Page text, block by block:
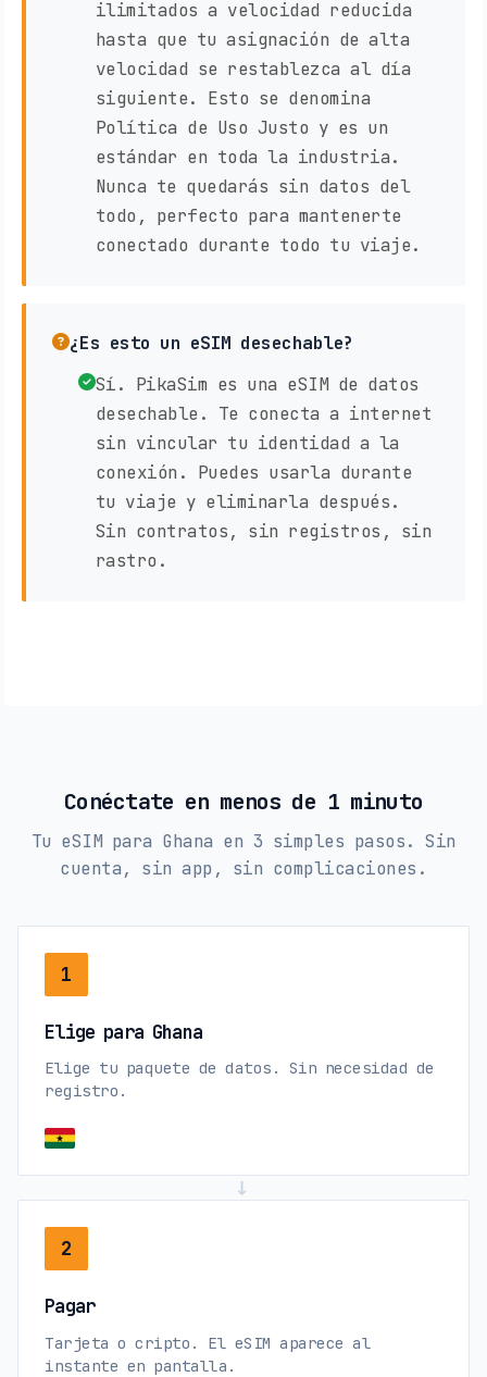
ilimitados a velocidad reducida
hasta que tu asignación de alta
velocidad se restablezca al día
siguiente. Esto se denomina
Política de Uso Justo y es un
estándar en toda la industria.
Nunca te quedarás sin datos del
todo, perfecto para mantenerte
conectado durante todo tu viaje.
¿Es esto un eSIM desechable?
Sí. PikaSim es una eSIM de datos
desechable. Te conecta a internet
sin vincular tu identidad a la
conexión. Puedes usarla durante
tu viaje y eliminarla después.
Sin contratos, sin registros, sin
rastro.
Conéctate en menos de 1 minuto
Tu eSIM para Ghana en 3 simples pasos. Sin
cuenta, sin app, sin complicaciones.
1
Elige para Ghana
Elige tu paquete de datos. Sin necesidad de
registro.
→
2
Pagar
Tarjeta o cripto. El eSIM aparece al
instante en pantalla.